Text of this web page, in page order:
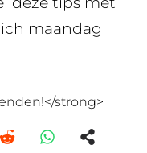
maandag
strong>